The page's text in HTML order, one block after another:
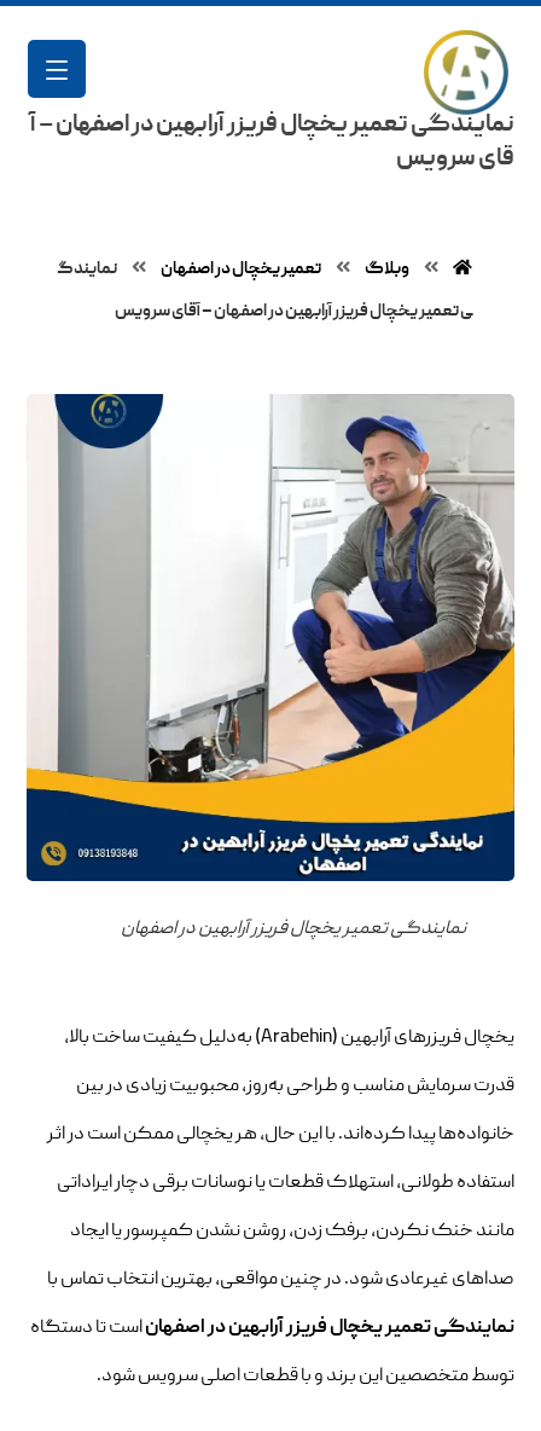
نمایندگی تعمیر یخچال فریزر آرابهین در اصفهان – آ
قای سرویس
وبلاگ تعمیر یخچال در اصفهان
نمایندگ
ی تعمیر یخچال فریزر آرابهین در اصفهان – آقای سرویس
نمایندگی تعمیر یخچال فریزر آرابهین در اصفهان
یخچال فریزرهای آرابهین (Arabehin) به‌دلیل کیفیت ساخت بالا،
قدرت سرمایش مناسب و طراحی به‌روز، محبوبیت زیادی در بین
خانواده‌ها پیدا کرده‌اند. با این حال، هر یخچالی ممکن است در اثر
استفاده طولانی، استهلاک قطعات یا نوسانات برقی دچار ایراداتی
مانند خنک نکردن، برفک زدن، روشن نشدن کمپرسور یا ایجاد
صداهای غیرعادی شود. در چنین مواقعی، بهترین انتخاب تماس با
نمایندگی تعمیر یخچال فریزر آرابهین در اصفهاناست تا دستگاه
توسط متخصصین این برند و با قطعات اصلی سرویس شود.